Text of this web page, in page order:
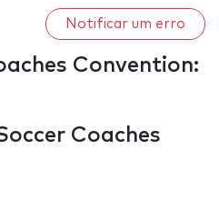
Notificar um erro
Convention:
Coaches